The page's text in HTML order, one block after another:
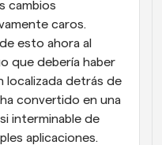
cambios
caros.
esto ahora al
que debería haber
localizada detrás de
convertido en una
interminable de
aplicaciones.